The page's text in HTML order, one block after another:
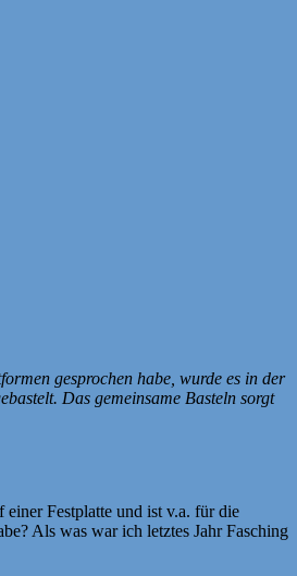
gesprochen habe, wurde es in der
Das gemeinsame Basteln sorgt
Festplatte und ist v.a. für die
Als was war ich letztes Jahr Fasching